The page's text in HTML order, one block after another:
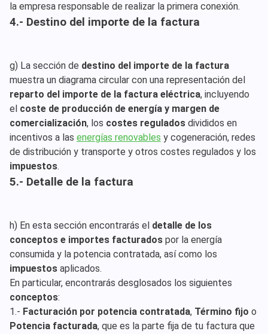
la empresa responsable de realizar la primera conexión.
4.- Destino del importe de la factura
g) La sección de destino del importe de la factura
muestra un diagrama circular con una representación del
reparto del importe de la factura eléctrica, incluyendo
el coste de producción de energía y margen de
comercialización, los costes regulados divididos en
incentivos a las energías renovables y cogeneración, redes
de distribución y transporte y otros costes regulados y los
impuestos.
5.- Detalle de la factura
h) En esta sección encontrarás el detalle de los
conceptos e importes facturados por la energía
consumida y la potencia contratada, así como los
impuestos aplicados.
En particular, encontrarás desglosados los siguientes
conceptos:
1.- Facturación por potencia contratada, Término fijo o
Potencia facturada, que es la parte fija de tu factura que